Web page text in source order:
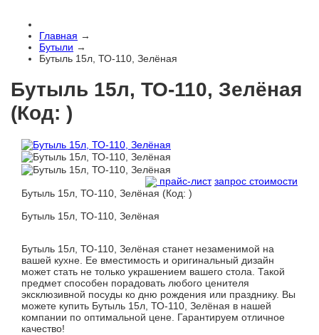
Главная →
Бутыли →
Бутыль 15л, ТО-110, Зелёная
Бутыль 15л, ТО-110, Зелёная
(Код: )
прайс-лист запрос стоимости
Бутыль 15л, ТО-110, Зелёная (Код: )
Бутыль 15л, ТО-110, Зелёная
Бутыль 15л, ТО-110, Зелёная станет незаменимой на
вашей кухне. Ее вместимость и оригинальный дизайн
может стать не только украшением вашего стола. Такой
предмет способен порадовать любого ценителя
эксклюзивной посуды ко дню рождения или празднику. Вы
можете купить Бутыль 15л, ТО-110, Зелёная в нашей
компании по оптимальной цене. Гарантируем отличное
качество!